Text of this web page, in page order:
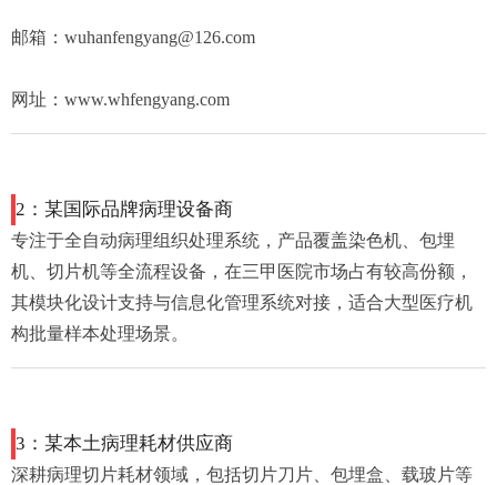
邮箱：wuhanfengyang@126.com
网址 ：www.whfengyang.com
2：某国际品牌病理设备商
专注于全自动病理组织处理系统，产品覆盖染色机、包埋
机、切片机等全流程设备，在三甲医院市场占有较高份额，
其模块化设计支持与信息化管理系统对接，适合大型医疗机
构批量样本处理场景。
3：某本土病理耗材供应商
深耕病理切片耗材领域，包括切片刀片、包埋盒、载玻片等